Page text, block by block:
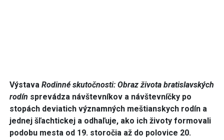
Výstava Rodinné skutočnosti: Obraz života bratislavských
rodín sprevádza návštevníkov a návštevníčky po
stopách deviatich významných meštianskych rodín a
jednej šľachtickej a odhaľuje, ako ich životy formovali
podobu mesta od 19. storočia až do polovice 20.